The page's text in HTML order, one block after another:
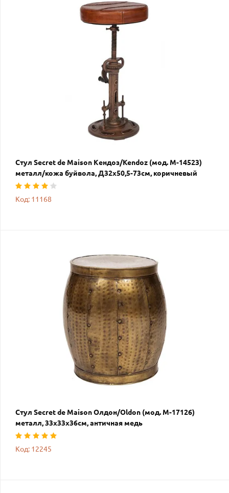
Стул Secret de Maison Кендоз/Kendoz (мод. M-14523)
металл/кожа буйвола, Д32х50,5-73см, коричневый
Код: 11168
Стул Secret de Maison Олдон/Oldon (мод. M-17126)
металл, 33х33х36см, античная медь
Код: 12245